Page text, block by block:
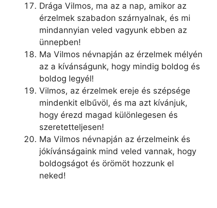
Drága Vilmos, ma az a nap, amikor az
érzelmek szabadon szárnyalnak, és mi
mindannyian veled vagyunk ebben az
ünnepben!
Ma Vilmos névnapján az érzelmek mélyén
az a kívánságunk, hogy mindig boldog és
boldog legyél!
Vilmos, az érzelmek ereje és szépsége
mindenkit elbűvöl, és ma azt kívánjuk,
hogy érezd magad különlegesen és
szeretetteljesen!
Ma Vilmos névnapján az érzelmeink és
jókívánságaink mind veled vannak, hogy
boldogságot és örömöt hozzunk el
neked!